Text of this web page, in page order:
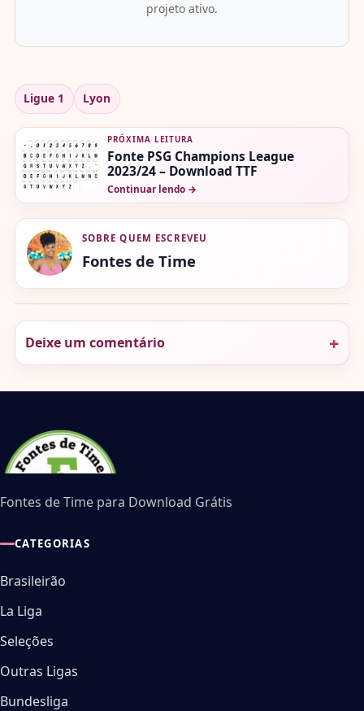
projeto ativo.
Ligue 1 Lyon
PRÓXIMA LEITURA
Fonte PSG Champions League
2023/24 – Download TTF
Continuar lendo →
SOBRE QUEM ESCREVEU
Fontes de Time
Deixe um comentário
Fontes de Time para Download Grátis
CATEGORIAS
Brasileirão
La Liga
Seleções
Outras Ligas
Bundesliga